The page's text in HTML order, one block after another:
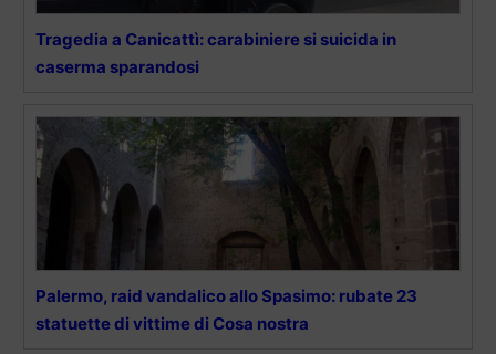
Tragedia a Canicattì: carabiniere si suicida in
caserma sparandosi
Palermo, raid vandalico allo Spasimo: rubate 23
statuette di vittime di Cosa nostra